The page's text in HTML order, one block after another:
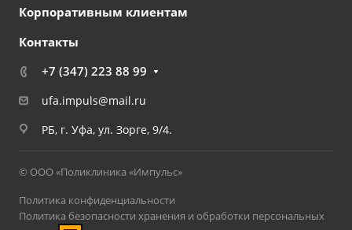
Корпоративным клиентам
Контакты
+7 (347) 223 88 99
ufa.impuls@mail.ru
РБ, г. Уфа, ул. Зорге, 9/4.
© ООО «Поликлиника «Импульс»
Политика конфиденциальности
Политика безопасности хранения и обработки персональных